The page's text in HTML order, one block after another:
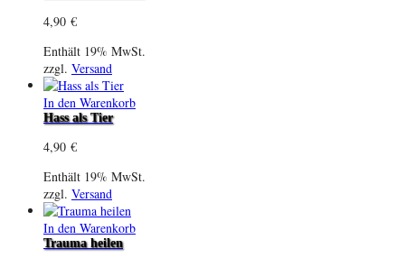
4,90 €
Enthält 19% MwSt.
zzgl. Versand
In den Warenkorb
Hass als Tier
4,90 €
Enthält 19% MwSt.
zzgl. Versand
In den Warenkorb
Trauma heilen